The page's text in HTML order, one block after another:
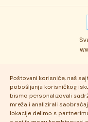
Poštovani korisniče, naš
pobošljanja korisničkog
bismo personalizovali
mreža i analizirali
lokacije delimo s